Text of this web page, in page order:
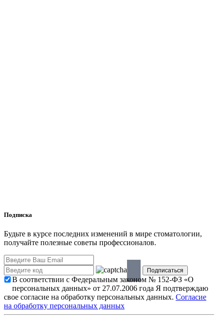
Подписка
Будьте в курсе последних изменений в мире стоматологии,
получайте полезные советы профессионалов.
В соответствии с Федеральным законом № 152-ФЗ «О
персональных данных» от 27.07.2006 года Я подтверждаю
свое согласие на обработку персональных данных. Согласие
на обработку персональных данных